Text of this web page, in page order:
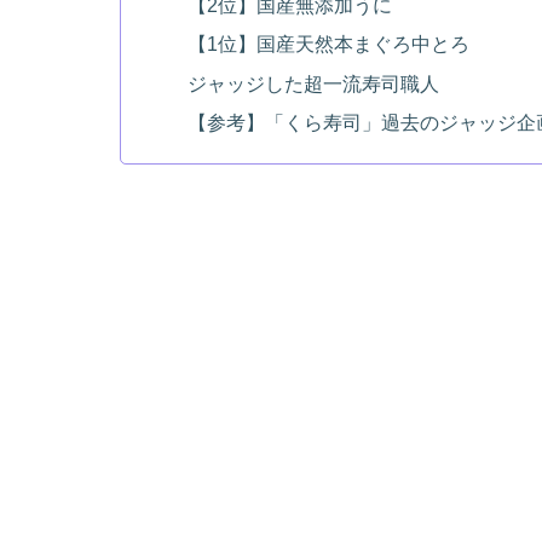
【2位】国産無添加うに
【1位】国産天然本まぐろ中とろ
ジャッジした超一流寿司職人
【参考】「くら寿司」過去のジャッジ企